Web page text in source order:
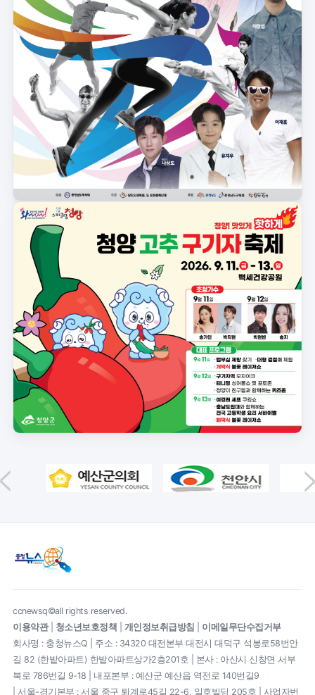
ccnewsq©all rights reserved.
이용약관| 청소년보호정책 개인정보취급방침
이메일무단수집거부
회사명 : 충청뉴스Q | 주소 : 34320 대전본부 대전시 대덕구 석봉로58번안
길 82 (한밭아파트) 한밭아파트상가2층201호 | 본사 : 아산시 신창면 서부
북로 786번길 9-18 | 내포본부 : 예산군 예산읍 역전로 140번길9
| 서울-경기본부 : 서울 중구 퇴계로45길 22-6, 일호빌딩 205호 | 사업자번